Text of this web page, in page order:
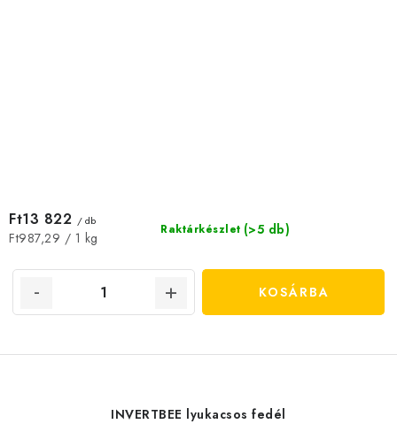
Raktárkészlet (>5 db)
Ft13 822 / db
Egységár:
Ft987,29 / 1 kg
KOSÁRBA
INVERTBEE lyukacsos fedél